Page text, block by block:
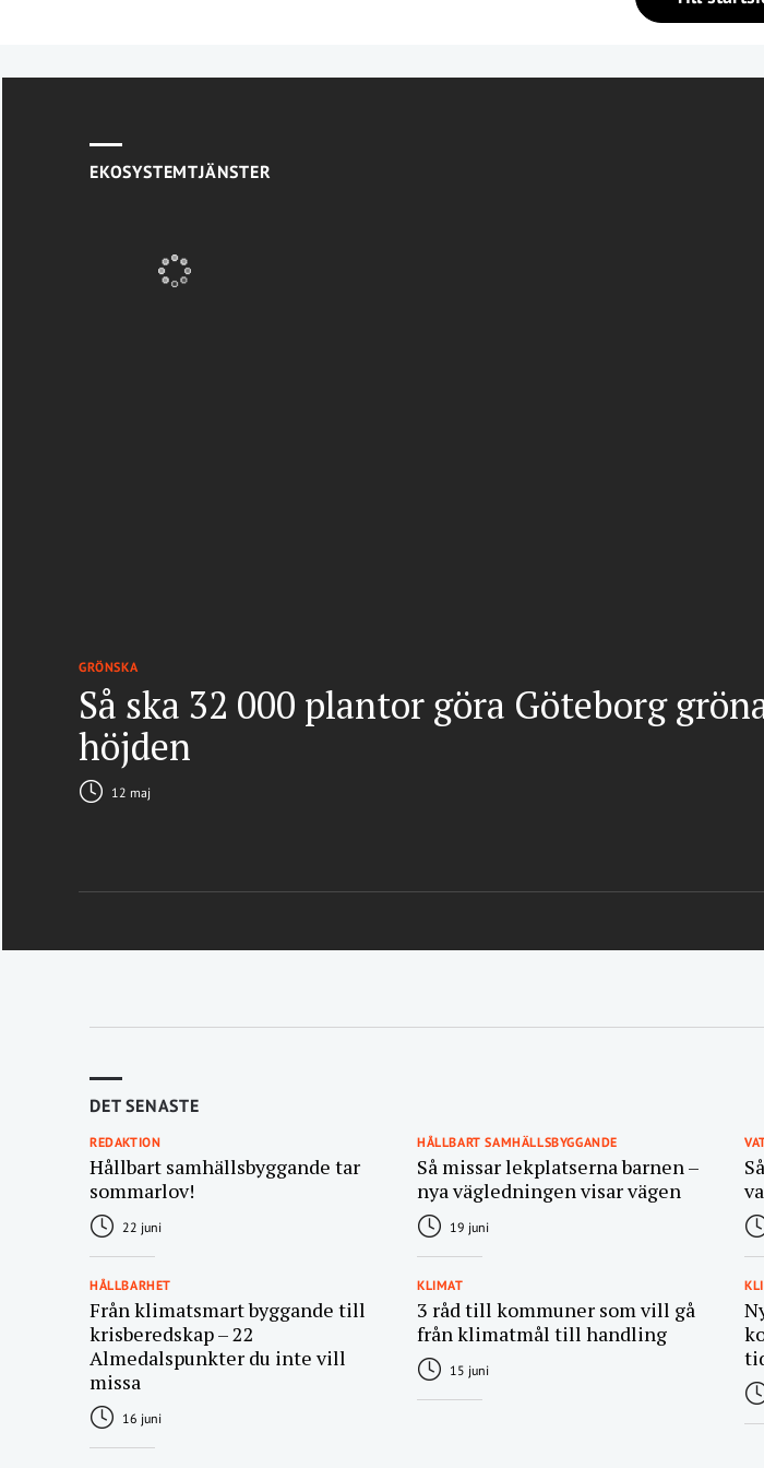
EKOSYSTEMTJÄNSTER
GRÖNSKA
Så ska 32 000 plantor göra Göteborg
höjden
12 maj
DET SENASTE
REDAKTION
Hållbart samhällsbyggande tar
sommarlov!
22 juni
HÅLLBART SAMHÄLLSBYGGANDE
Så missar lekplatserna barnen –
nya vägledningen visar vägen
19 juni
HÅLLBARHET
Från klimatsmart byggande till
krisberedskap – 22
Almedalspunkter du inte vill
missa
16 juni
KLIMAT
3 råd till kommuner som vill gå
från klimatmål till handling
15 juni